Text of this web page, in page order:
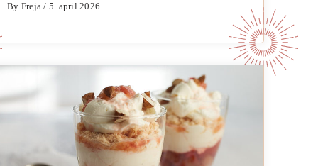
By Freja / 5. april 2026